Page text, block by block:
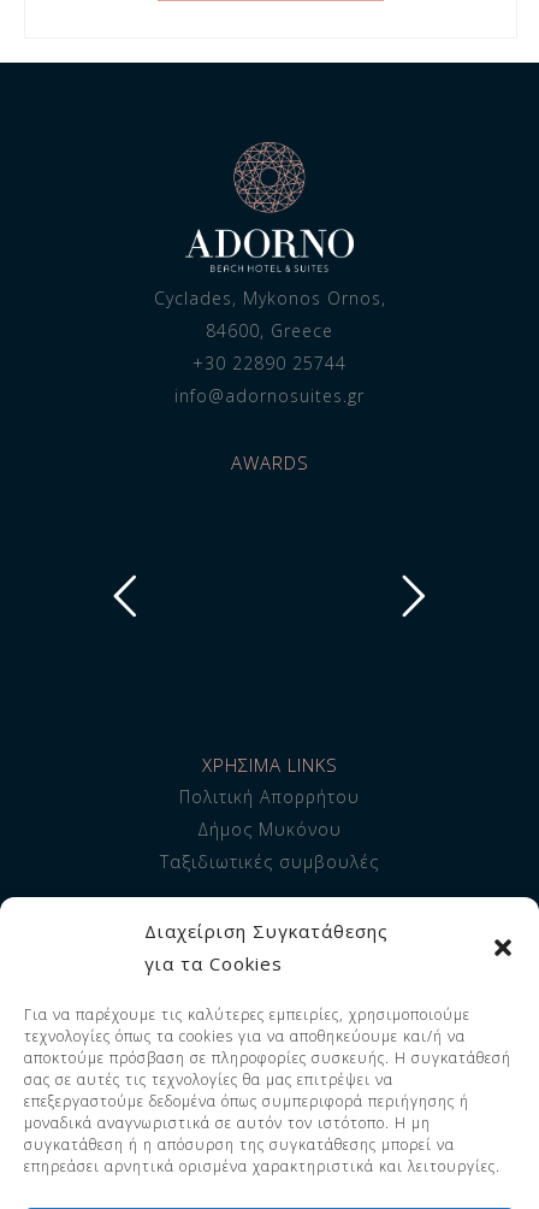
Διαχείριση Συγκατάθεσης
για τα Cookies
Για να παρέχουμε τις καλύτερες εμπειρίες, χρησιμοποιούμε
τεχνολογίες όπως τα cookies για να αποθηκεύουμε και/ή να
αποκτούμε πρόσβαση σε πληροφορίες συσκευής. Η συγκατάθεσή
σας σε αυτές τις τεχνολογίες θα μας επιτρέψει να
επεξεργαστούμε δεδομένα όπως συμπεριφορά περιήγησης ή
μοναδικά αναγνωριστικά σε αυτόν τον ιστότοπο. Η μη
συγκατάθεση ή η απόσυρση της συγκατάθεσης μπορεί να
επηρεάσει αρνητικά ορισμένα χαρακτηριστικά και λειτουργίες.
Cyclades, Mykonos Ornos,
84600, Greece
+30 22890 25744
info@adornosuites.gr
AWARDS
ΧΡΗΣΙΜΑ LINKS
Πολιτική Απορρήτου
Δήμος Μυκόνου
Ταξιδιωτικές συμβουλές
ΠΛΗΡΟΦΟΡΙΕΣ
Σχετικά με εμάς
Υπηρεσίες
FAQ
© 2023 Adorno Suites. All Rights
Reserved. EOT LICENSE 1119255 -